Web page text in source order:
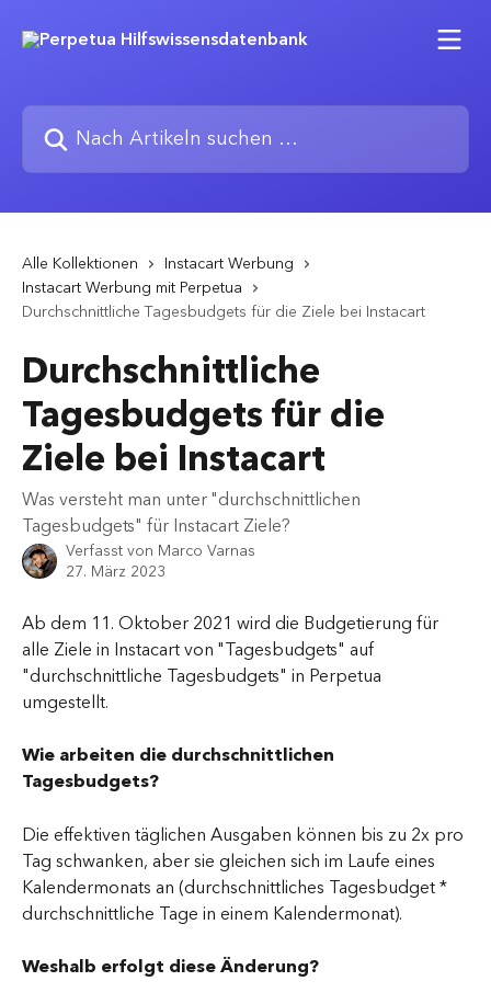
Nach Artikeln suchen …
Alle Kollektionen
Instacart Werbung
Instacart Werbung mit Perpetua
Durchschnittliche Tagesbudgets für die Ziele bei Instacart
Durchschnittliche
Tagesbudgets für die
Ziele bei Instacart
Was versteht man unter "durchschnittlichen
Tagesbudgets" für Instacart Ziele?
Verfasst von Marco Varnas
27. März 2023
Ab dem 11. Oktober 2021 wird die Budgetierung für
alle Ziele in Instacart von "Tagesbudgets" auf
"durchschnittliche Tagesbudgets" in Perpetua
umgestellt.
Wie arbeiten die durchschnittlichen
Tagesbudgets?
Die effektiven täglichen Ausgaben können bis zu 2x pro
Tag schwanken, aber sie gleichen sich im Laufe eines
Kalendermonats an (durchschnittliches Tagesbudget *
durchschnittliche Tage in einem Kalendermonat).
Weshalb erfolgt diese Änderung?